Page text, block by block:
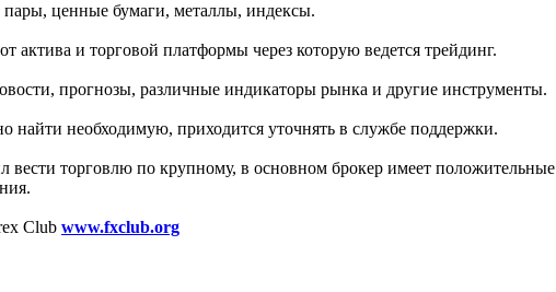
ценные бумаги, металлы, индексы.
актива и торговой платформы через которую ведется трейдинг.
прогнозы, различные индикаторы рынка и другие инструменты.
необходимую, приходится уточнять в службе поддержки.
вести торговлю по крупному, в основном брокер имеет положительные
Club www.fxclub.org